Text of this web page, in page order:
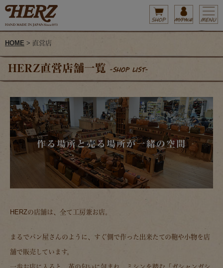
HOME > 直営店
HERZ直営店舗一覧 -SHOP LIST-
作る場所と売る場所が一緒の空間
HERZの店舗は、全て工房兼お店。
まるでパン屋さんのように、すぐ側で作った出来たての鞄や小物を店
舗で販売しています。